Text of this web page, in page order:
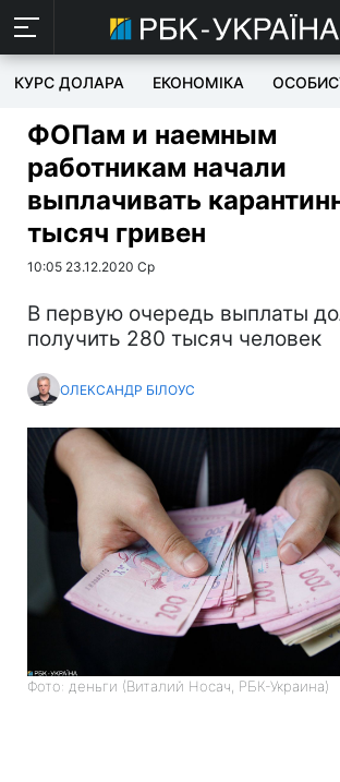
КУРС ДОЛАРА ЕКОНОМІКА
ФОПам и наемным
работникам начали
выплачивать
тысяч гривен
10:05 23.12.2020 Ср
В первую очередь выплаты
получить 280 тысяч человек
ОЛЕКСАНДР БІЛОУС
Фото: деньги (Виталий Носач, РБК-Украина)